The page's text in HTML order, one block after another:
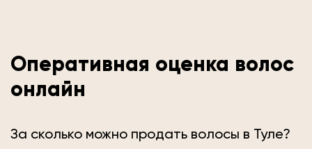
Оперативная оценка волос
онлайн
За сколько можно продать волосы в Туле?